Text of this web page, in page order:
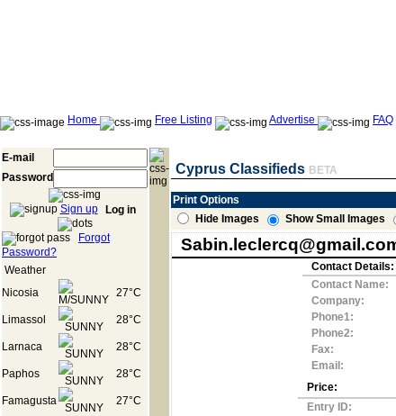
Home Free Listing Advertise FAQ
E-mail
Password
Sign up Log in
Forgot
Password?
Weather
Nicosia
27°C
Limassol 28°C
Larnaca 28°C
Paphos 28°C
Famagusta
27°C
Cyprus Classifieds BETA
Print Options
Hide Images
Show Small Images
Contact Details:
Contact Name:
Company:
Phone1:
Phone2:
Fax:
Email:
Price:
Entry ID: